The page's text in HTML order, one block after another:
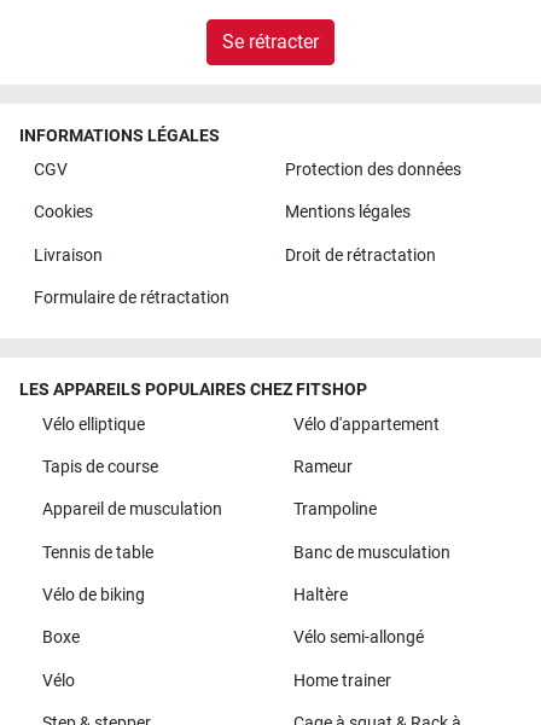
Se rétracter
INFORMATIONS LÉGALES
CGV
Protection des données
Cookies Mentions légales
Livraison Droit de rétractation
Formulaire de rétractation
LES APPAREILS POPULAIRES CHEZ FITSHOP
Vélo elliptique
Vélo d'appartement
Tapis de course Rameur
Appareil de musculation Trampoline
Tennis de table Banc de musculation
Vélo de biking Haltère
Boxe Vélo semi-allongé
Vélo Home trainer